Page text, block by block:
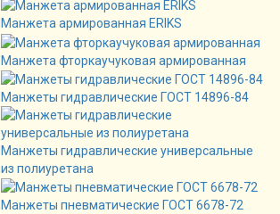
Манжета армированная ERIKS
Манжета фторкаучуковая армированная
Манжеты гидравлические ГОСТ 14896-84
Манжеты гидравлические универсальные
из полиуретана
Манжеты пневматические ГОСТ 6678-72